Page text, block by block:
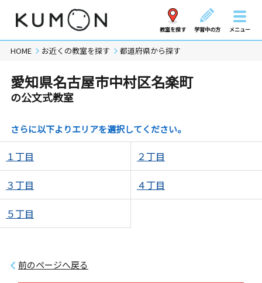
教室を探す 学習中の方 メニュー
HOME お近くの教室を探す 都道府県から探す
愛知県名古屋市中村区名楽町
の公文式教室
さらに以下よりエリアを選択してください。
１丁目 ２丁目
３丁目 ４丁目
５丁目
前のページへ戻る